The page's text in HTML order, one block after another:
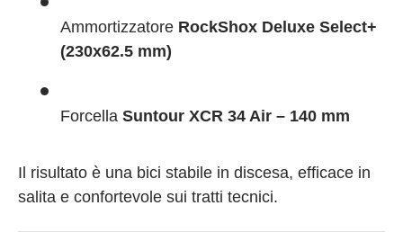
Ammortizzatore RockShox Deluxe Select+
(230x62.5 mm)
Forcella Suntour XCR 34 Air – 140 mm
Il risultato è una bici stabile in discesa, efficace in
salita e confortevole sui tratti tecnici.